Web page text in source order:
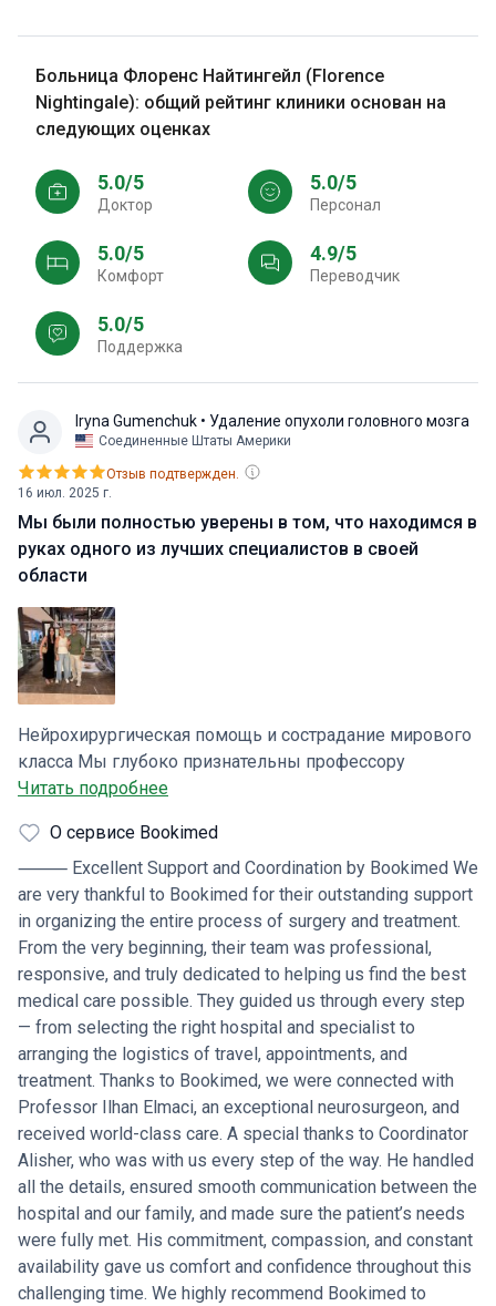
Больница Флоренс Найтингейл (Florence
Nightingale): общий рейтинг клиники основан на
следующих оценках
5.0/5
Доктор
5.0/5
персонал
5.0/5
Комфорт
4.9/5
Переводчик
5.0/5
Поддержка
Iryna Gumenchuk • Удаление опухоли головного мозга
Соединенные Штаты Америки
16 июл. 2025 г.
Отзыв подтвержден.
Мы были полностью уверены в том, что находимся в
руках одного из лучших специалистов в своей
области
Нейрохирургическая помощь и сострадание мирового
класса Мы глубоко признательны профессору
Ильхану Эльмачи за исключительный уход. Его опыт,
очевидны с самой первой встречи. Профессор
Эльмачи провел операцию по удалению
медуллобластомы с необычайной точностью и
тщательностью, и мы были полностью уверены, что
находимся в руках одного из лучших специалистов в
своей области. Помимо замечательного
хирургического мастерства, профессор Элмачи нашел
время, чтобы объяснить каждый шаг процесса с
ясностью и терпением. Он всегда был готов ответить
на вопросы и успокоить, относясь с глубоким
сочувствием и уважением как к пациенту, так и к
нашей семье. Сердечное спасибо координатору
Алишеру, который поддерживал нас на каждом шагу.
Он всегда был отзывчив, внимателен и искренне
заботился о благополучии пациента. От организации
трансфера и выполнения всех особых требований до
информирования семьи и организации медицинского
обслуживания - он сделал трудное время гораздо
Читать подробнее
О сервисе Bookimed
⸻ Excellent Support and Coordination by Bookimed We
are very thankful to Bookimed for their outstanding support
in organizing the entire process of surgery and treatment.
From the very beginning, their team was professional,
responsive, and truly dedicated to helping us find the best
medical care possible. They guided us through every step
— from selecting the right hospital and specialist to
arranging the logistics of travel, appointments, and
treatment. Thanks to Bookimed, we were connected with
Professor Ilhan Elmaci, an exceptional neurosurgeon, and
received world-class care. A special thanks to Coordinator
Alisher, who was with us every step of the way. He handled
all the details, ensured smooth communication between the
hospital and our family, and made sure the patient’s needs
were fully met. His commitment, compassion, and constant
availability gave us comfort and confidence throughout this
challenging time. We highly recommend Bookimed to